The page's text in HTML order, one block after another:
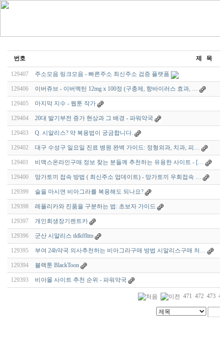
번호 제 목
129407 주소모음 링크모음 - 빠른주소 최신주소 검증 플랫폼
129406 이버쥬브 - 이버멕틴 12mg x 100정 (구충제, 항바이러스 효과, …
129405 마지막 지수 - 웹툰 작가
129404 20대 발기부전 증가 현상과 그 배경 - 파워약국
129403 Q. 시알리스? 약 복용법이 궁금합니다.
129402 대구 수성구 일요일 진료 병원 완벽 가이드: 정형외과, 치과, 피…
129401 비맥스온라인구매 정보 찾는 분들께 추천하는 유용한 사이트 - […
129400 망가토끼 접속 방법 ( 최신주소 업데이트) - 망가토끼 우회접속 …
129399 술을 마시면 비아그라를 복용해도 되나요?
129398 레플리카와 진품을 구분하는 법: 초보자 가이드
129397 개인회생장기렌트카
129396 군산 시알리스 tldkffltm
129395 부여 24h약국 의사추천하는 비아그라구매 방법 시알리스구매 처…
129394 블랙툰 BlackToon
129393 비아몰 사이트 추천 순위 - 파워약국
471 472 473